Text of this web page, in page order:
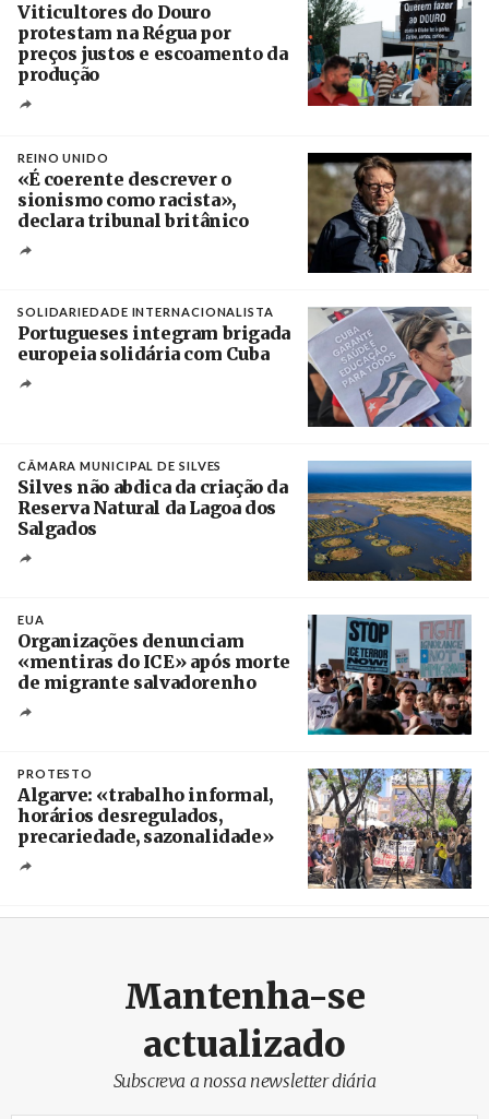
Viticultores do Douro
protestam na Régua por
preços justos e escoamento da
produção
REINO UNIDO
«É coerente descrever o
sionismo como racista»,
declara tribunal britânico
SOLIDARIEDADE INTERNACIONALISTA
Portugueses integram brigada
europeia solidária com Cuba
CÂMARA MUNICIPAL DE SILVES
Silves não abdica da criação da
Reserva Natural da Lagoa dos
Salgados
EUA
Organizações denunciam
«mentiras do ICE» após morte
de migrante salvadorenho
PROTESTO
Algarve: «trabalho informal,
horários desregulados,
precariedade, sazonalidade»
Mantenha-se
actualizado
Subscreva a nossa newsletter diária